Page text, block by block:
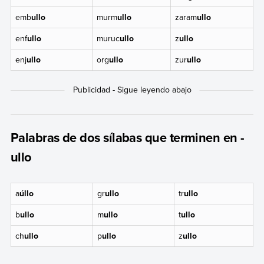
embullo murmullo zaramullo
enfullo murucullo zullo
enjullo orgullo zurullo
Palabras de dos sílabas que terminen en -
ullo
aúllo grullo trullo
bullo mullo tullo
chullo pullo zullo